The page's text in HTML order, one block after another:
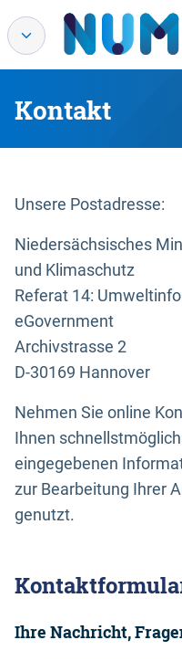
Kontakt
Unsere Postadresse:
Niedersächsisches
und Klimaschutz
Referat 14:
eGovernment
Archivstrasse 2
D-30169 Hannover
Nehmen Sie online
Ihnen
eingegebenen
zur Bearbeitung Ihrer
genutzt.
Ihre Nachricht,